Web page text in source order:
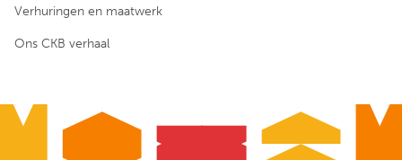
Verhuringen en maatwerk
Ons CKB verhaal